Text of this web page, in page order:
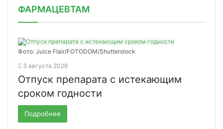
ФАРМАЦЕВТАМ
Фото: Juice Flair/FOTODOM/Shutterstoсk
3 августа 2026
Отпуск препарата с истекающим
сроком годности
Подробнее